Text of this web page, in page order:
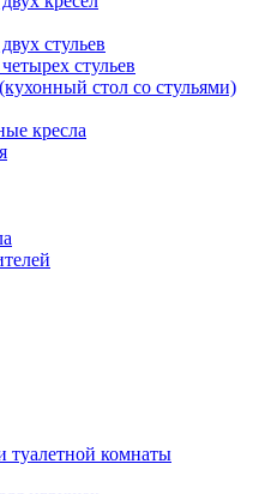
стульев
стульев
стол со стульями)
кресла
туалетной комнаты